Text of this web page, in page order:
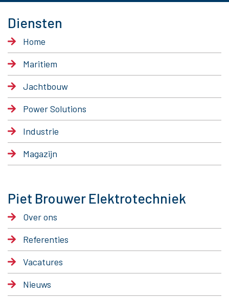
Diensten
Home
Maritiem
Jachtbouw
Power Solutions
Industrie
Magazijn
Piet Brouwer Elektrotechniek
Over ons
Referenties
Vacatures
Nieuws